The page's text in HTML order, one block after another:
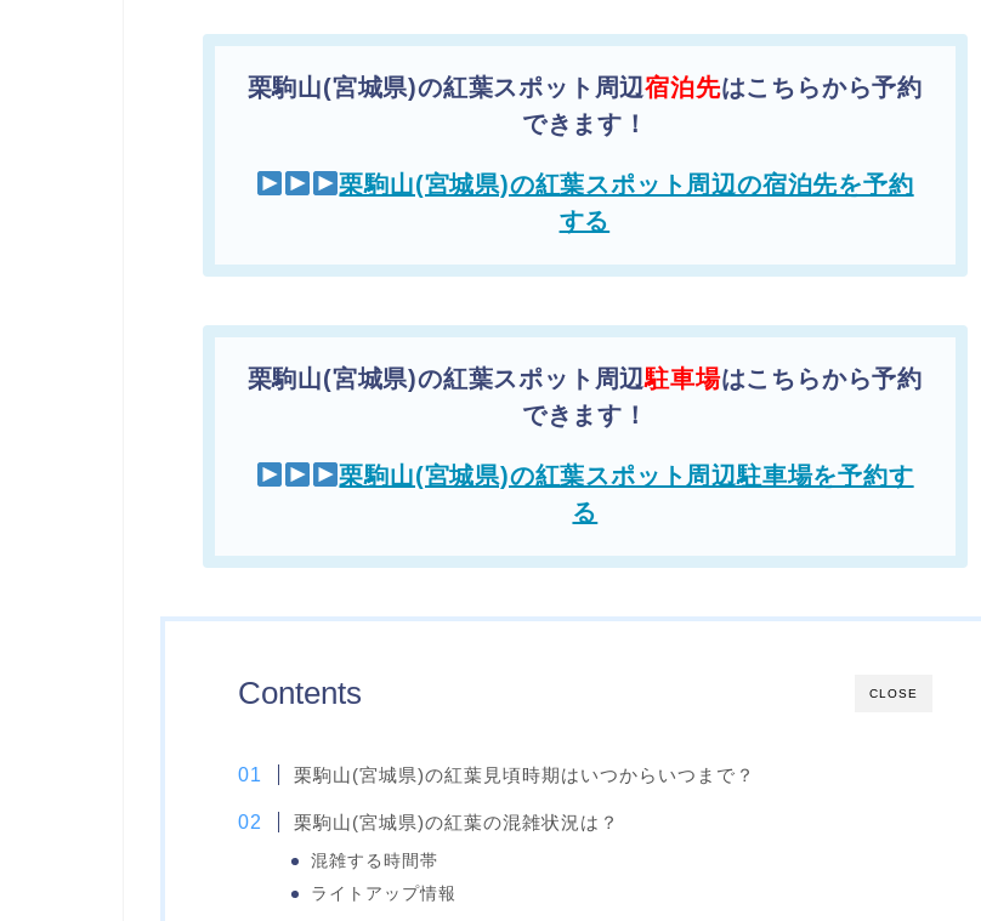
栗駒山(宮城県)の紅葉スポット周辺宿泊先はこちらから予約
できます！
栗駒山(宮城県)の紅葉スポット周辺の宿泊先を予約
する
栗駒山(宮城県)の紅葉スポット周辺駐車場はこちらから予約
できます！
栗駒山(宮城県)の紅葉スポット周辺駐車場を予約す
る
CLOSE
Contents
栗駒山(宮城県)の紅葉見頃時期はいつからいつまで？
栗駒山(宮城県)の紅葉の混雑状況は？
混雑する時間帯
ライトアップ情報